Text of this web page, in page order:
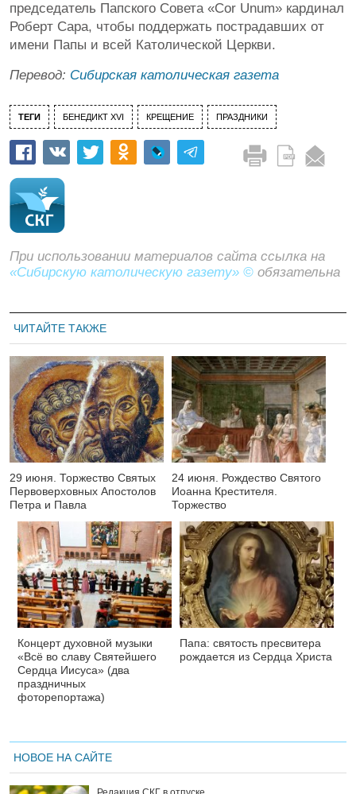
председатель Папского Совета «Cor Unum» кардинал
Роберт Сара, чтобы поддержать пострадавших от
имени Папы и всей Католической Церкви.
Перевод: Сибирская католическая газета
ТЕГИ БЕНЕДИКТ XVI КРЕЩЕНИЕ ПРАЗДНИКИ
При использовании материалов сайта ссылка на
«Сибирскую католическую газету» © обязательна
ЧИТАЙТЕ ТАКЖЕ
29 июня. Торжество Святых
Первоверховных Апостолов
Петра и Павла
24 июня. Рождество Святого
Иоанна Крестителя.
Торжество
Концерт духовной музыки
«Всё во славу Святейшего
Сердца Иисуса» (два
праздничных
фоторепортажа)
Папа: святость пресвитера
рождается из Сердца Христа
НОВОЕ НА САЙТЕ